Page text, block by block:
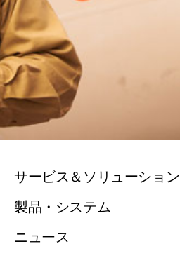
サービス＆ソリューション
製品・システム
ニュース